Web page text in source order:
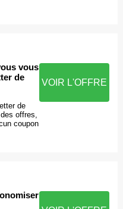
vous
de
de
offres,
coupon
VOIR L'OFFRE